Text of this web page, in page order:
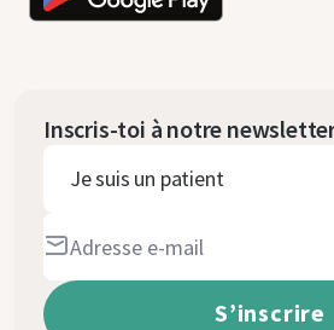
Inscris-toi à notre
Je suis un patient